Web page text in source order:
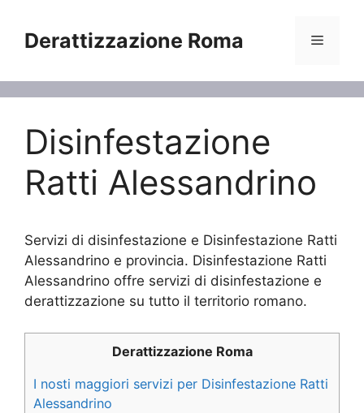
contenuto
Derattizzazione Roma Menu
Disinfestazione
Ratti Alessandrino
Servizi di disinfestazione e Disinfestazione Ratti
Alessandrino e provincia. Disinfestazione Ratti
Alessandrino offre servizi di disinfestazione e
derattizzazione su tutto il territorio romano.
Derattizzazione Roma
I nosti maggiori servizi per Disinfestazione Ratti
Alessandrino